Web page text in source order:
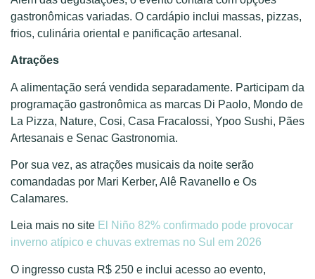
gastronômicas variadas. O cardápio inclui massas, pizzas,
frios, culinária oriental e panificação artesanal.
Atrações
A alimentação será vendida separadamente. Participam da
programação gastronômica as marcas Di Paolo, Mondo de
La Pizza, Nature, Cosi, Casa Fracalossi, Ypoo Sushi, Pães
Artesanais e Senac Gastronomia.
Por sua vez, as atrações musicais da noite serão
comandadas por Mari Kerber, Alê Ravanello e Os
Calamares.
Leia mais no site El Niño 82% confirmado pode provocar
inverno atípico e chuvas extremas no Sul em 2026
O ingresso custa R$ 250 e inclui acesso ao evento,